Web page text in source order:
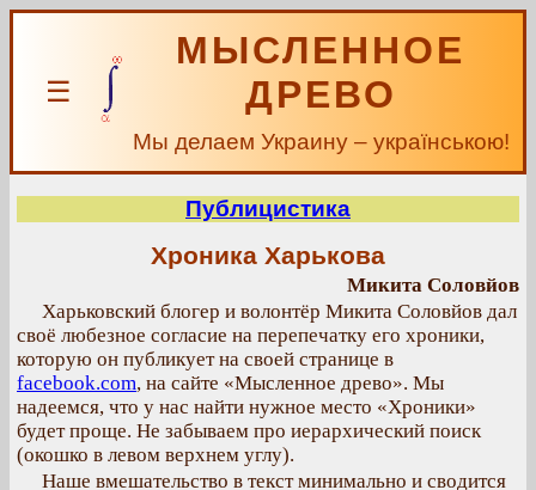
☰
МЫСЛЕННОЕ
ДРЕВО
Мы делаем Украину – українською!
Публицистика
Хроника Харькова
Микита Соловйов
Харьковский блогер и волонтёр Микита Соловйов дал
своё любезное согласие на перепечатку его хроники,
которую он публикует на своей странице в
facebook.com, на сайте «Мысленное древо». Мы
надеемся, что у нас найти нужное место «Хроники»
будет проще. Не забываем про иерархический поиск
(окошко в левом верхнем углу).
Наше вмешательство в текст минимально и сводится